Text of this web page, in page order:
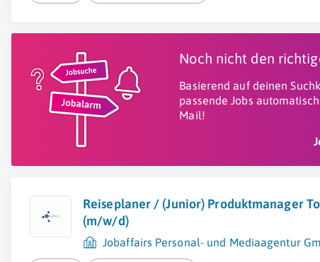
Noch nicht den
Basierend auf deinen
passende Jobs
Mail!
Reiseplaner / (Junior) Produktmanager
(m/w/d)
Jobaffairs Personal- und Mediaagentur